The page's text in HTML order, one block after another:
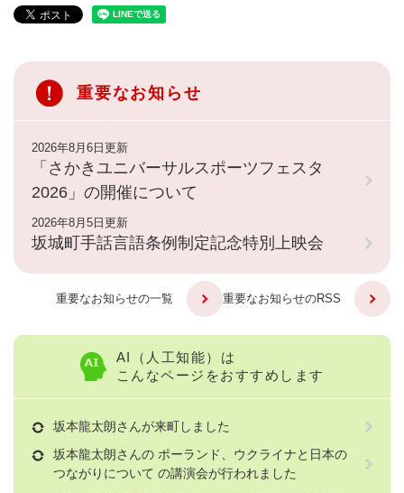
重要なお知らせ
2026年8月6日更新
「さかきユニバーサルスポーツフェスタ
2026」の開催について
2026年8月5日更新
坂城町手話言語条例制定記念特別上映会
重要なお知らせの一覧 重要なお知らせのRSS
AI（人工知能）は
こんなページをおすすめします
坂本龍太朗さんが来町しました
坂本龍太朗さんの ポーランド、ウクライナと日本の
つながりについて の講演会が行われました